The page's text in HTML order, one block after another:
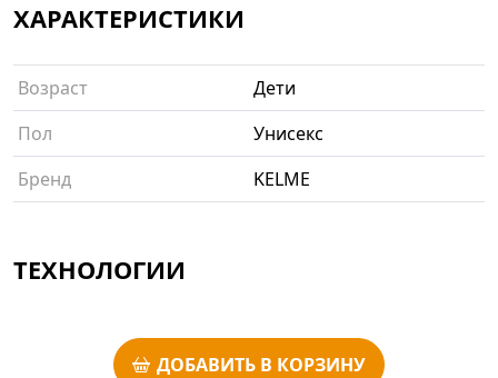
ХАРАКТЕРИСТИКИ
Возраст
Дети
Пол
Унисекс
Бренд
KELME
ТЕХНОЛОГИИ
ДОБАВИТЬ В КОРЗИНУ